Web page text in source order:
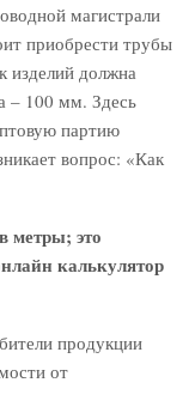
магистрали
приобрести трубы
изделий должна
– 100 мм. Здесь
партию
вопрос: «Как
метры; это
калькулятор
продукции
от